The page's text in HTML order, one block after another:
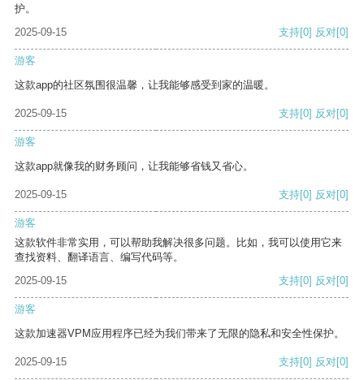
护。
2025-09-15
支持[0] 反对[0]
游客
这款app的社区氛围很温馨，让我能够感受到家的温暖。
2025-09-15 支持[0] 反对[0]
游客
这款app就像我的财务顾问，让我能够省钱又省心。
2025-09-15 支持[0] 反对[0]
游客
这款软件非常实用，可以帮助我解决很多问题。比如，我可以使用它来
查找资料、翻译语言、编写代码等。
2025-09-15
支持[0] 反对[0]
游客
这款加速器VPM应用程序已经为我们带来了无限的隐私和安全性保护。
2025-09-15 支持[0] 反对[0]